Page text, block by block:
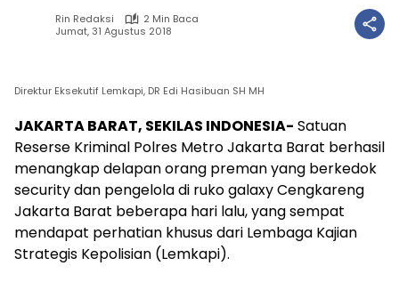
Rin Redaksi
2 Min Baca
Jumat, 31 Agustus 2018
Direktur Eksekutif Lemkapi, DR Edi Hasibuan SH MH
JAKARTA BARAT, SEKILAS INDONESIA- Satuan
Reserse Kriminal Polres Metro Jakarta Barat berhasil
menangkap delapan orang preman yang berkedok
security dan pengelola di ruko galaxy Cengkareng
Jakarta Barat beberapa hari lalu, yang sempat
mendapat perhatian khusus dari Lembaga Kajian
Strategis Kepolisian (Lemkapi).